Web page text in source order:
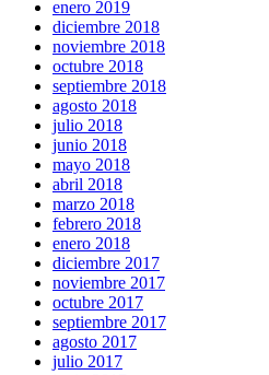
enero 2019
diciembre 2018
noviembre 2018
octubre 2018
septiembre 2018
agosto 2018
julio 2018
junio 2018
mayo 2018
abril 2018
marzo 2018
febrero 2018
enero 2018
diciembre 2017
noviembre 2017
octubre 2017
septiembre 2017
agosto 2017
julio 2017